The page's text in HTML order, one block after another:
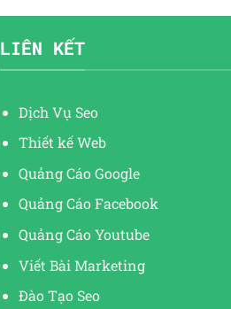
LIÊN KẾT
Dịch Vụ Seo
Thiết kế Web
Quảng Cáo Google
Quảng Cáo Facebook
Quảng Cáo Youtube
Viết Bài Marketing
Đào Tạo Seo